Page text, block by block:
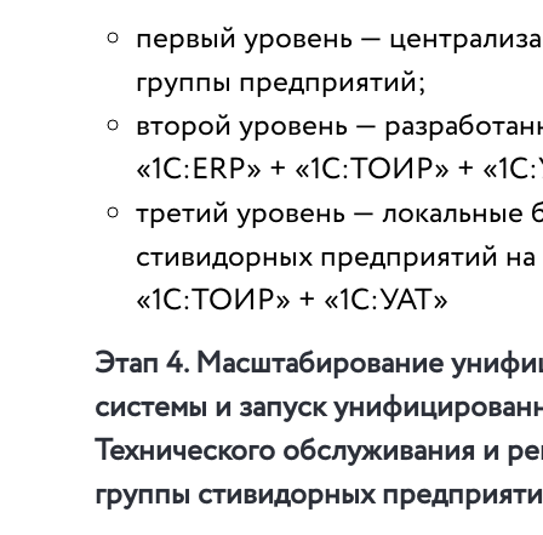
первый уровень —
группы предприятий;
второй уровень —
«1С:ERP» + «1С:ТОИР» +
третий уровень — локальные
стивидорных предприятий на
«1С:ТОИР» + «1С:УАТ»
Этап 4. Масштабирование
системы и запуск
Технического обслуживания и
группы стивидорных